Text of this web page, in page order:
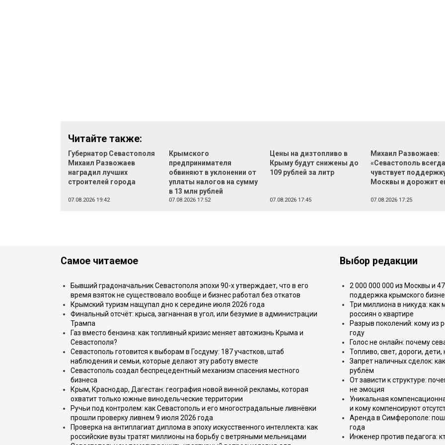
Читайте также:
Губернатор Севастополя
Михаил Развожаев
наградил лучших
строителей города
07.08.2026 19:42
Крымского
предпринимателя
обвиняют в уклонении от
уплаты налогов на сумму
в 13 млн рублей
07.08.2026 17:52
Цены на дизтопливо в
Крыму будут снижены до
109 рублей за литр
07.08.2026 17:45
Михаил Развожаев:
«Севастополь всегда
чувствует
Москвы и дорожит
07.08.2026 17:25
Самое читаемое
Бывший градоначальник Севастополя эпохи 90-х утверждает, что в его
время взяток не существовало вообще и бизнес работал без откатов
Крымский туризм нащупал дно к середине июля 2026 года
Финальный отсчёт: крыса, загнанная в угол, или безумие в администрации
Трампа
Газ вместо бензина: как топливный кризис меняет автожизнь Крыма и
Севастополя?
Севастополь готовится к выборам в Госдуму: 187 участков, штаб
наблюдения и семьи, которые делают эту работу вместе
Севастополь создал беспрецедентный механизм спасения местного
бизнеса
Крым, Краснодар, Дагестан: география новой винной рекламы, которая
охватит только южные винодельческие территории
Ручьи под контролем: как Севастополь и его многострадальные ливнёвки
прошли проверку ливнем 9 июля 2026 года
Проверка на антиплагиат диплома в эпоху искусственного интеллекта: как
российские вузы тратят миллионы на борьбу с ветряными мельницами
Выбор редакции
2 000 000 000 из Москвы и
поддержка крымского
Три миллиона в никуда:
россиян о квартире
Разрыв поколений: кому из
году
Голос не онлайн: почему
Топливо, свет, дороги,
Запрет наличных сделок:
рублём
От зависти к структуре:
не эмоция
Уникальная
и кому компенсируют
Аренда в Симферополе:
года
Инженер против педагога: